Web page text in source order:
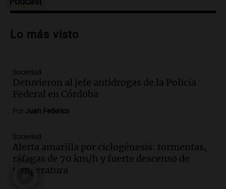
Audio.Preparativos para la feria en La
de apertura
Audio.
Río Gallegos enfrenta secuelas de
lluvias, senadores manifiestan
oposición a ley de tierras
Panorama Federal
Audio.
centro de esquí Penitentes Park tras
siete años de cierre por falta de nieve
Panorama Federal
Lo más visto
Sociedad
Detuvieron al jefe antidrogas de la Policía
Federal en Córdoba
Por Juan Federico
Sociedad
Alerta amarilla por ciclogénesis: tormentas,
ráfagas de 70 km/h y fuerte descenso de
temperatura